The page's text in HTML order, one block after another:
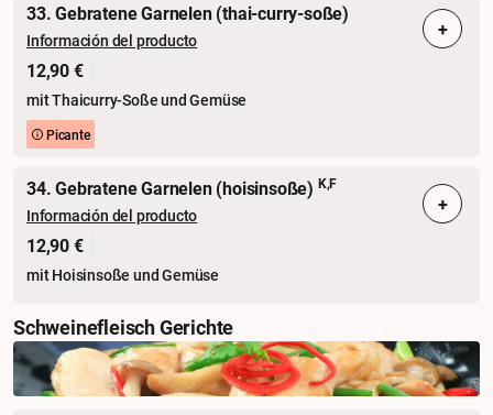
33. Gebratene Garnelen (thai-curry-soße)
Información del producto
12,90 €
mit Thaicurry-Soße und Gemüse
Picante
+
34. Gebratene Garnelen (hoisinsoße) K,F
Información del producto
12,90 €
mit Hoisinsoße und Gemüse
+
Schweinefleisch Gerichte